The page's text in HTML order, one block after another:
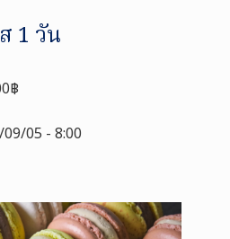
1 วัน
฿
09/05 - 8:00